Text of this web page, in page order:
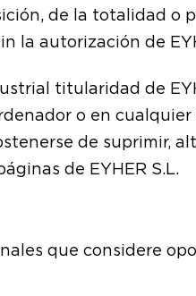
de la totalidad o
la autorización de
titularidad de
o en
de suprimir,
de EYHER S.L.
que considere